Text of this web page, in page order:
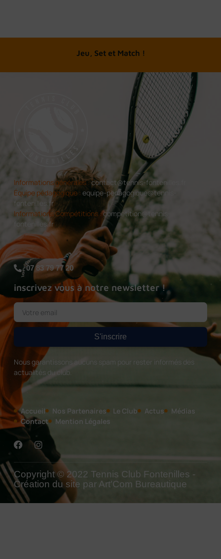
A chacun son tennis
Informations générales :contact@tennis-fontenilles.fr
Équipe pédagogique : equipe-pedagogique@tennis-
fontenilles.fr
Informations Compétitions :competition@tennis-
fontenilles.fr
07 83 79 77 20
inscrivez vous à notre newsletter !
S'inscrire
Nous garantissons aucuns spam pour rester informés des
actualités du club.
Accueil Nos Partenaires Le Club Actus
Médias
Contact
Mention Légales
Copyright © 2022 Tennis Club Fontenilles -
Création du site par Art'Com Bureautique